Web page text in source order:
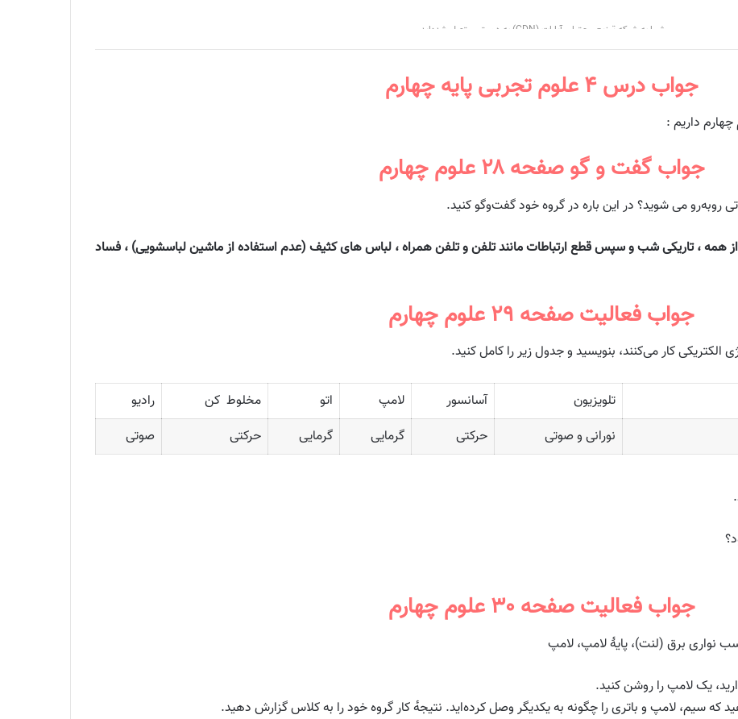
جواب درس ۴ علوم تجربی پایه چهارم
جواب گفت و گو صفحه ۲۸ علوم چهارم
می شوید؟ در این باره در گروه خود گفت‌وگو کنید.
همه ، تاریکی شب و سپس قطع ارتباطات مانند تلفن و تلفن همراه ، لباس های کثیف (عدم استفاده از ماشین لباسشویی) ، فساد
جواب فعالیت صفحه ۲۹ علوم چهارم
تلویزیون آسانسور لامپ اتو مخلوط کن
رادیو
نورانی و صوتی حرکتی گرمایی گرمایی حرکتی صوتی
جواب فعالیت صفحه ۳۰ علوم چهارم
نواری برق (لنت)، پایهٔ لامپ، لامپ